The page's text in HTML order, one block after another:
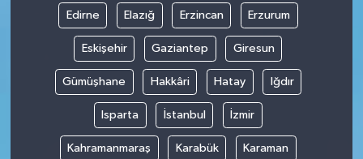
Edirne Elazığ Erzincan Erzurum
Eskişehir Gaziantep Giresun
Gümüşhane Hakkâri Hatay Iğdır
Isparta İstanbul İzmir
Kahramanmaraş Karabük Karaman